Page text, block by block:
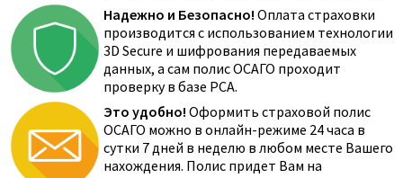
Надежно и Безопасно! Оплата страховки
производится с использованием технологии
3D Secure и шифрования передаваемых
данных, а сам полис ОСАГО проходит
проверку в базе РСА.
Это удобно! Оформить страховой полис
ОСАГО можно в онлайн-режиме 24 часа в
сутки 7 дней в неделю в любом месте Вашего
нахождения. Полис придет Вам на